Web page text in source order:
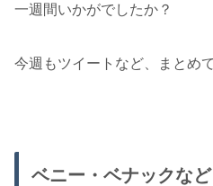
一週間いかがでしたか？
今週もツイートなど、まとめ
ベニー・ベナックなど